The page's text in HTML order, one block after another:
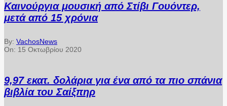
Καινούργια μουσική από Στίβι Γουόντερ,
μετά από 15 χρόνια
By: VachosNews
On: 15 Οκτωβρίου 2020
9,97 εκατ. δολάρια για ένα από τα πιο σπάνια
βιβλία του Σαίξπηρ